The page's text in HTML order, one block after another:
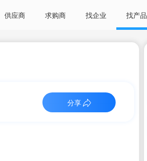
供应商 求购商 找企业 找产品
分享